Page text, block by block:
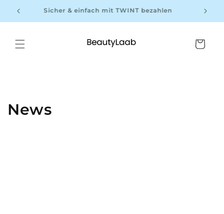
zum
Inhalt
Sicher & einfach mit TWINT bezahlen
Warenkorb
News